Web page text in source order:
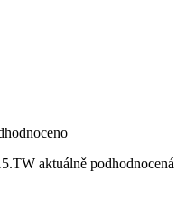
aktuálně podhodnocená